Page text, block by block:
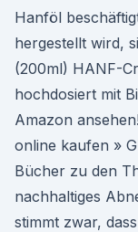
Hanföl
hergestellt wird,
(200ml) HANF-
hochdosiert mit
Amazon
online kaufen »
Bücher zu den
nachhaltiges
stimmt zwar,